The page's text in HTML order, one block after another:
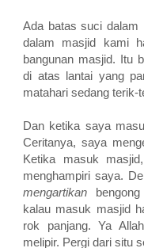
Ada batas suci dalam
dalam masjid kami
bangunan masjid. Itu
di atas lantai yang
matahari sedang terik-
Dan ketika saya
Ceritanya, saya
Ketika masuk
menghampiri saya.
mengartikan
kalau masuk masjid
rok panjang. Ya
melipir. Pergi dari situ